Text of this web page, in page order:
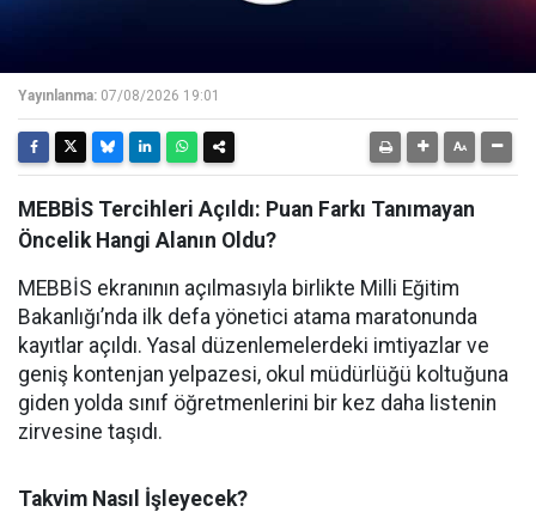
Yayınlanma: 07/08/2026 19:01
MEBBİS Tercihleri Açıldı: Puan Farkı Tanımayan
Öncelik Hangi Alanın Oldu?
MEBBİS ekranının açılmasıyla birlikte Milli Eğitim
Bakanlığı’nda ilk defa yönetici atama maratonunda
kayıtlar açıldı. Yasal düzenlemelerdeki imtiyazlar ve
geniş kontenjan yelpazesi, okul müdürlüğü koltuğuna
giden yolda sınıf öğretmenlerini bir kez daha listenin
zirvesine taşıdı.
Takvim Nasıl İşleyecek?